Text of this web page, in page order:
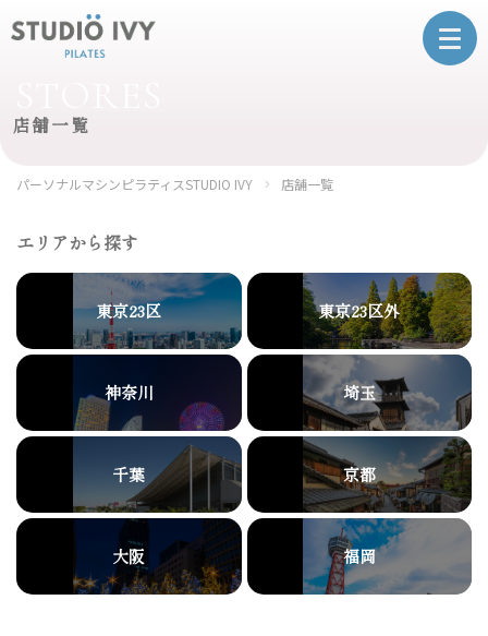
店舗一覧
パーソナルマシンピラティスSTUDIO IVY 店舗一覧
エリアから探す
東京23区 東京23区外
神奈川 埼玉
千葉 京都
大阪 福岡